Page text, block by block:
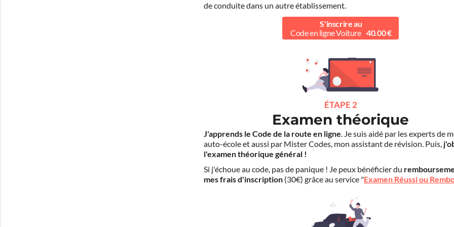
de conduite dans un autre établissement.
S'inscrire au
Code en ligne Voiture 40.00 €
ÉTAPE 2
Examen théorique
J'apprends le Code de la route en ligne. Je suis aidé par les experts de
auto-école et aussi par Mister Codes, mon assistant de révision. Puis,
l'examen théorique général !
Si j'échoue au code, pas de panique ! Je peux bénéficier du
mes frais d'inscription (30€) grâce au service "Examen Réussi ou